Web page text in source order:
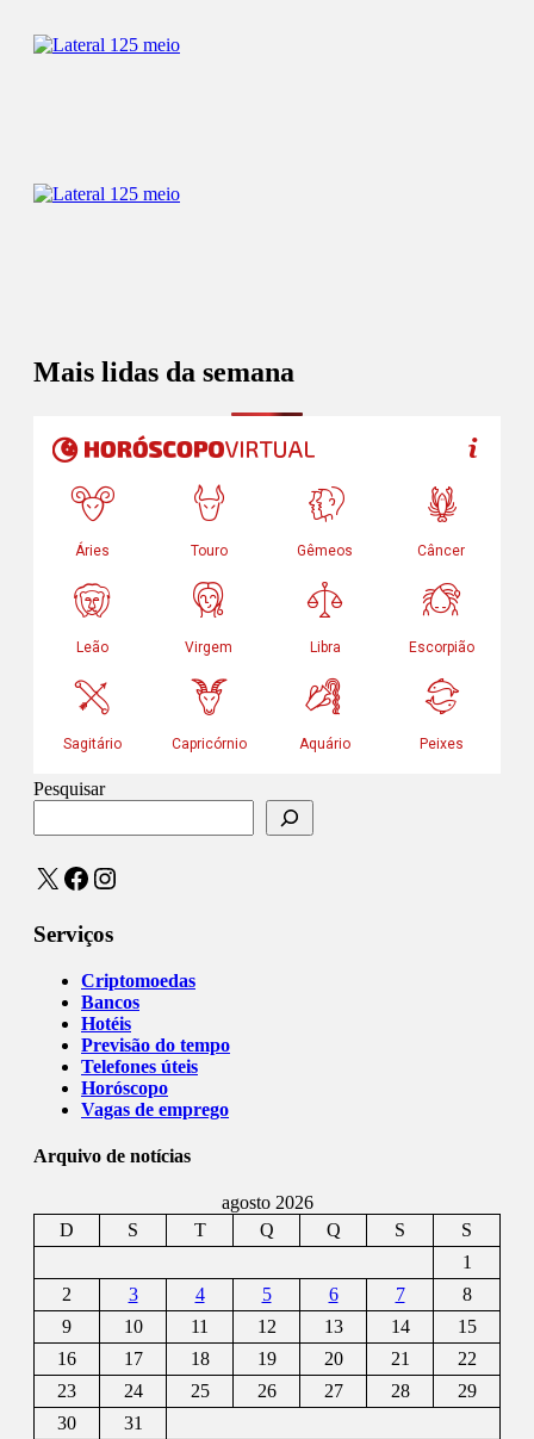
Mais lidas da semana
Pesquisar
X Facebook
Instagram
Serviços
Criptomoedas
Bancos
Hotéis
Previsão do tempo
Telefones úteis
Horóscopo
Vagas de emprego
Arquivo de notícias
agosto 2026
D
S T Q Q S
S
1
2
3 4 5 6 7
8
9
10 11 12 13 14
15
16
17 18 19 20 21
22
23
24 25 26 27 28
29
30
31